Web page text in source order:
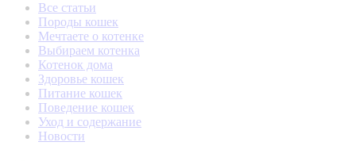
Все статьи
Породы кошек
Мечтаете о котенке
Выбираем котенка
Котенок дома
Здоровье кошек
Питание кошек
Поведение кошек
Уход и содержание
Новости